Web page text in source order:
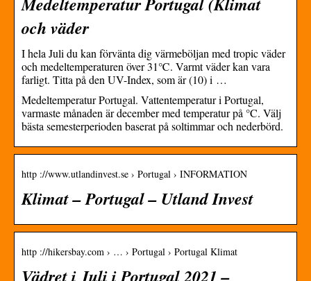
och väder
I hela Juli du kan förvänta dig värmeböljan med tropic väder
och medeltemperaturen över 31℃. Varmt väder kan vara
farligt. Titta på den UV-Index, som är (10) i …
Medeltemperatur Portugal. Vattentemperatur i Portugal,
varmaste månaden är december med temperatur på °C. Välj
bästa semesterperioden baserat på soltimmar och nederbörd.
http ://www.utlandinvest.se › Portugal › INFORMATION
Klimat – Portugal – Utland Invest
http ://hikersbay.com › … › Portugal › Portugal Klimat